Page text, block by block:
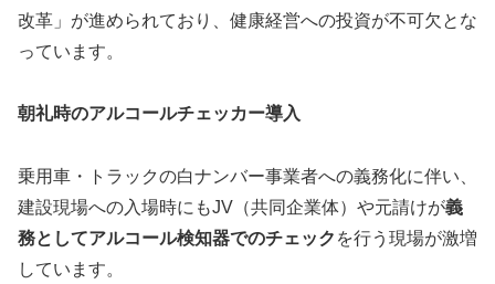
改革」が進められており、健康経営への投資が不可欠とな
っています。
朝礼時のアルコールチェッカー導入
乗用車・トラックの白ナンバー事業者への義務化に伴い、
建設現場への入場時にもJV（共同企業体）や元請けが義
務としてアルコール検知器でのチェック を行う現場が激増
しています。